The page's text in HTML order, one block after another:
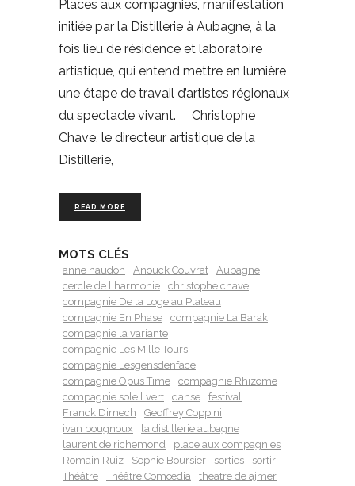
Places aux compagnies, manifestation
initiée par la Distillerie à Aubagne, à la
fois lieu de résidence et laboratoire
artistique, qui entend mettre en lumière
une étape de travail d’artistes régionaux
du spectacle vivant. Christophe
Chave, le directeur artistique de la
Distillerie,
READ MORE
MOTS CLÉS
anne naudon Anouck Couvrat
Aubagne
cercle de l harmonie
christophe chave
compagnie De la Loge au Plateau
compagnie En Phase
compagnie La Barak
compagnie la variante
compagnie Les Mille Tours
compagnie Lesgensdenface
compagnie Opus Time
compagnie Rhizome
compagnie soleil vert
danse
festival
Franck Dimech
Geoffrey Coppini
ivan bougnoux
la distillerie aubagne
laurent de richemond
place aux compagnies
Romain Ruiz
Sophie Boursier sorties
sortir
Théâtre
Théâtre Comœdia theatre de ajmer